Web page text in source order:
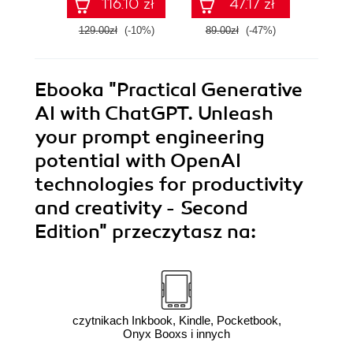
116.10 zł
129.00zł (-10%)
językowych
47.17 zł
89.00zł (-47%)
Ebooka "Practical Generative
AI with ChatGPT. Unleash
your prompt engineering
potential with OpenAI
technologies for productivity
and creativity - Second
Edition" przeczytasz na:
czytnikach Inkbook, Kindle, Pocketbook,
Onyx Booxs i innych